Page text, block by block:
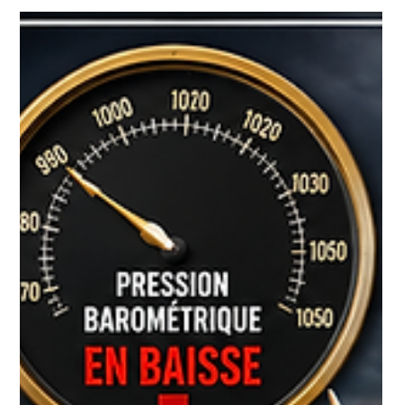
Steph Monette
il y a 4 jours
1 min de lecture
NOUVELLE - NOUVEAUTÉ CHEZ
CANADIAN TIRE avec LA FERME
MONETTE
NOUVEAUTÉ CHEZ CANADIAN TIRE! Vous verrez maintenant
nos nouvelles affiches d'information directement en magasin.
Cliquez ici pour voir https://www.onjase.net/etapeprep En
balayant le code QR, vous aurez accès à des conseils
pratiques pour mieux comprendre l'aménagement de votre
territoire, apprendre à utiliser efficacement les produits Ferme
Monette et découvrir des méthodes qui peuvent vous aider à
optimiser vos sites de chasse. En plus des articles, le
questionnaire intera